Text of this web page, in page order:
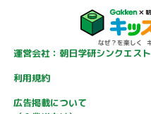
運営会社：朝日学研シンクエスト
利用規約
広告掲載について